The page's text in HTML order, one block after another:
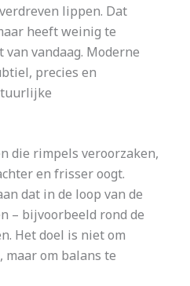
lippen. Dat
heeft weinig te
vandaag. Moderne
precies en
die rimpels veroorzaken,
en frisser oogt.
dat in de loop van de
– bijvoorbeeld rond de
Het doel is niet om
maar om balans te